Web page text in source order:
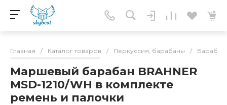
Главная / Каталог товаров / Перкуссия, барабаны /
Маршевый барабан BRAHNER
MSD-1210/WH в комплекте
ремень и палочки